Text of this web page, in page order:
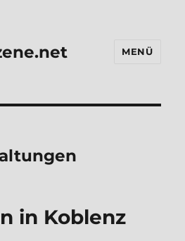
MENÜ
in Koblenz